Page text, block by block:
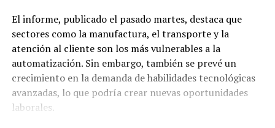
El informe, publicado el pasado martes, destaca que
sectores como la manufactura, el transporte y la
atención al cliente son los más vulnerables a la
automatización. Sin embargo, también se prevé un
crecimiento en la demanda de habilidades tecnológicas
avanzadas, lo que podría crear nuevas oportunidades
laborales.